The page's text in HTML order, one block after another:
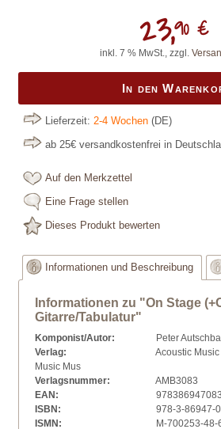
23,90 €
inkl. 7 % MwSt., zzgl.
In den
Lieferzeit: 2-4 Wochen (DE)
ab 25€ versandkostenfrei in
Auf den Merkzettel
Eine Frage stellen
Dieses Produkt bewerten
Informationen und Beschreibung
Informationen zu "On Stage
Gitarre/Tabulatur"
Komponist/Autor:
Peter
Verlag:
Acoustic
Music Mus
Verlagsnummer:
AMB3083
EAN:
ISBN:
978-3-86947-
ISMN:
M-700253-48-